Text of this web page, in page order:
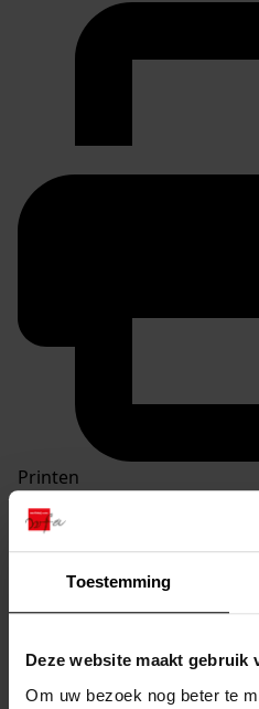
Toestemming
Deze website maakt gebruik
Om uw bezoek nog beter te
Printen
duurzaam webadres
7. Nrs. 600-635